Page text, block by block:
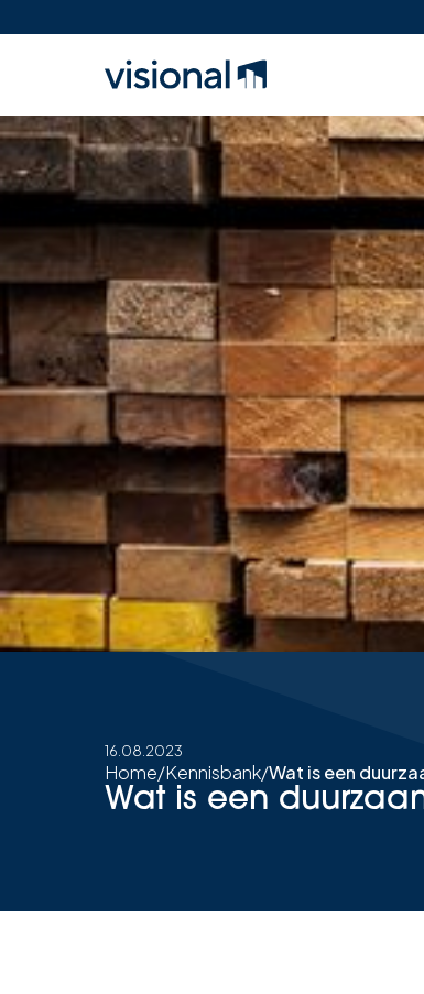
16.08.2023
Home/Kennisbank/Wat is een
Wat is een